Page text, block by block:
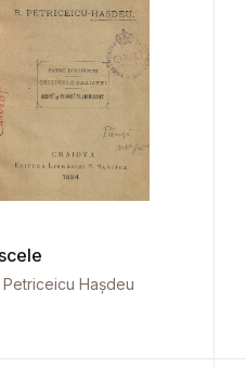
Hașdeu